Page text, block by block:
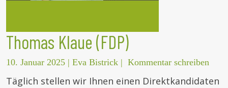
Thomas Klaue (FDP)
10. Januar 2025 | Eva Bistrick | Kommentar schreiben
Täglich stellen wir Ihnen einen Direktkandidaten